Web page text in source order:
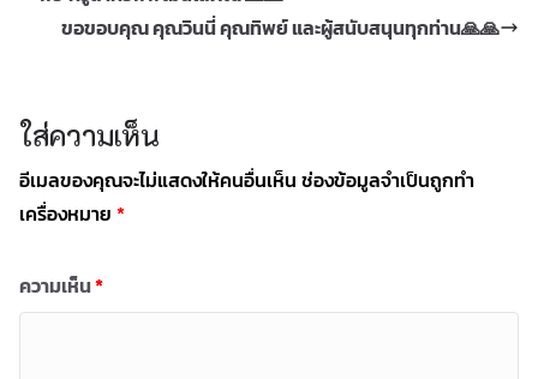
ขอขอบคุณ คุณวินนี่ คุณทิพย์ และผู้สนับสนุนทุกท่าน🙏🙏
ใส่ความเห็น
อีเมลของคุณจะไม่แสดงให้คนอื่นเห็น ช่องข้อมูลจำเป็นถูกทำ
เครื่องหมาย *
ความเห็น*